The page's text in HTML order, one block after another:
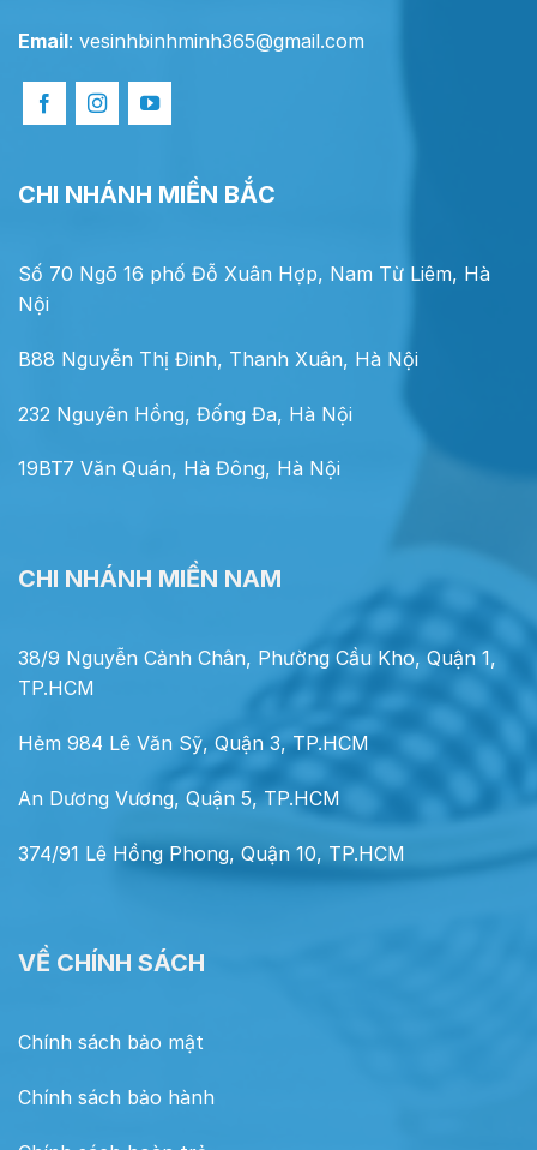
Email: vesinhbinhminh365@gmail.com
CHI NHÁNH MIỀN BẮC
Số 70 Ngõ 16 phố Đỗ Xuân Hợp, Nam Từ Liêm, Hà
Nội
B88 Nguyễn Thị Đinh, Thanh Xuân, Hà Nội
232 Nguyên Hồng, Đống Đa, Hà Nội
19BT7 Văn Quán, Hà Đông, Hà Nội
CHI NHÁNH MIỀN NAM
38/9 Nguyễn Cảnh Chân, Phường Cầu Kho, Quận 1,
TP.HCM
Hẻm 984 Lê Văn Sỹ, Quận 3, TP.HCM
An Dương Vương, Quận 5, TP.HCM
374/91 Lê Hồng Phong, Quận 10, TP.HCM
VỀ CHÍNH SÁCH
Chính sách bảo mật
Chính sách bảo hành